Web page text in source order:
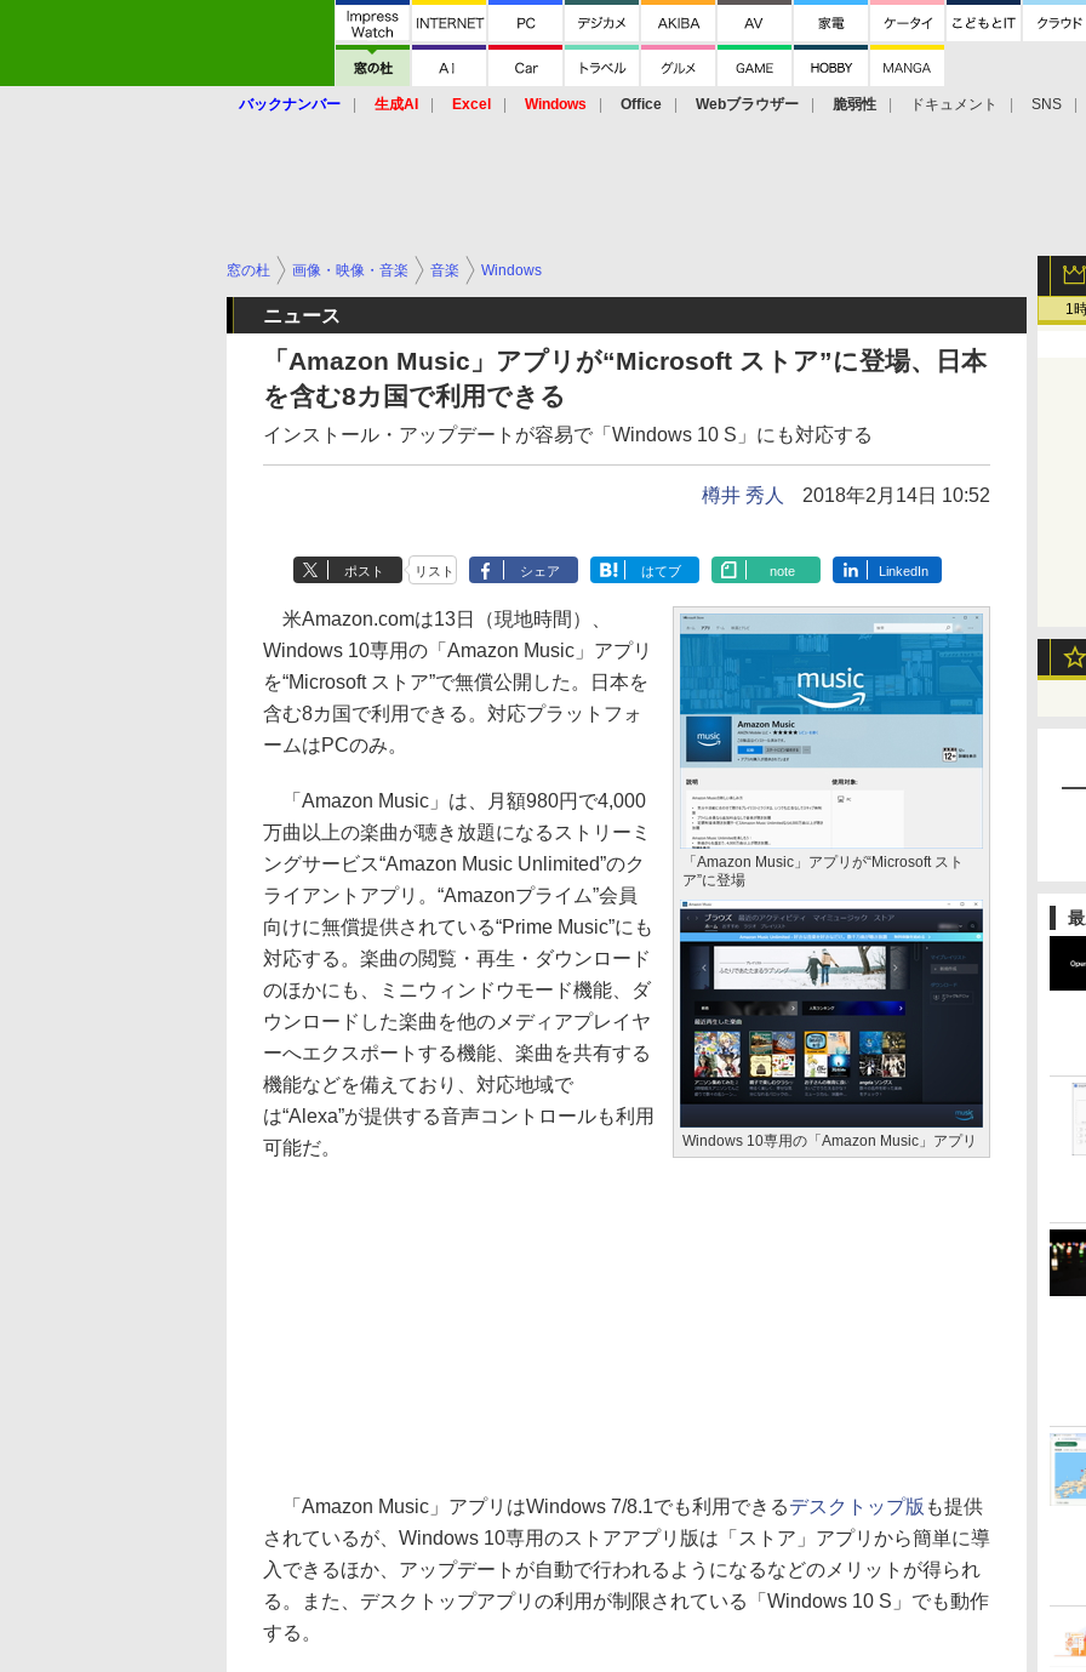
バックナンバー 生成AI Excel Windows Office Webブラウザー 脆弱性 ドキュメント SNS
1
窓の杜 画像・映像・音楽 音楽 Windows
ニュース
「Amazon Music」アプリが“Microsoft ストア”に登場、日本
を含む8カ国で利用できる
インストール・アップデートが容易で「Windows 10 S」にも対応する
樽井 秀人 2018年2月14日 10:52
ポスト リスト シェア はてブ note LinkedIn
「Amazon Music」アプリが“Microsoft スト
ア”に登場
Windows 10専用の「Amazon Music」アプリ
米Amazon.comは13日（現地時間）、
Windows 10専用の「Amazon Music」アプリ
を“Microsoft ストア”で無償公開した。日本を
含む8カ国で利用できる。対応プラットフォ
ームはPCのみ。
「Amazon Music」は、月額980円で4,000
万曲以上の楽曲が聴き放題になるストリーミ
ングサービス“Amazon Music Unlimited”のク
ライアントアプリ。“Amazonプライム”会員
向けに無償提供されている“Prime Music”にも
対応する。楽曲の閲覧・再生・ダウンロード
のほかにも、ミニウィンドウモード機能、ダ
ウンロードした楽曲を他のメディアプレイヤ
ーへエクスポートする機能、楽曲を共有する
機能などを備えており、対応地域で
は“Alexa”が提供する音声コントロールも利用
可能だ。
「Amazon Music」アプリはWindows 7/8.1でも利用できるデスクトップ版 も提供
されているが、Windows 10専用のストアアプリ版は「ストア」アプリから簡単に導
入できるほか、アップデートが自動で行われるようになるなどのメリットが得られ
る。また、デスクトップアプリの利用が制限されている「Windows 10 S」でも動作
する。